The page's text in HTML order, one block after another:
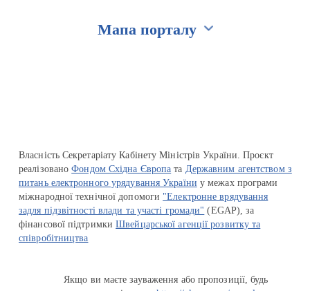
Мапа порталу
Власність Секретаріату Кабінету Міністрів України. Проєкт
реалізованоФондом Східна Європа та Державним агентством з
питань електронного урядування України у межах програми
міжнародної технічної допомоги "Електронне врядування
задля підзвітності влади та участі громади" (EGAP), за
фінансової підтримкиШвейцарської агенції розвитку та
співробітництва
Якщо ви маєте зауваження або пропозиції, будь